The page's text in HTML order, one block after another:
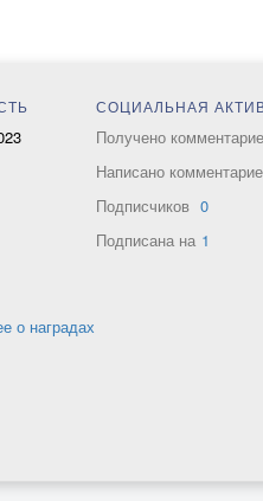
СОЦИАЛЬНАЯ
Получено
Написано
Подписчиков 0
Подписана на 1
о наградах